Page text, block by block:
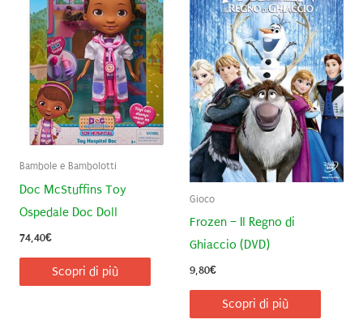
Bambole e Bambolotti
Doc McStuffins Toy
Ospedale Doc Doll
74,40€
Scopri di più
Gioco
Frozen – Il Regno di
Ghiaccio (DVD)
9,80€
Scopri di più